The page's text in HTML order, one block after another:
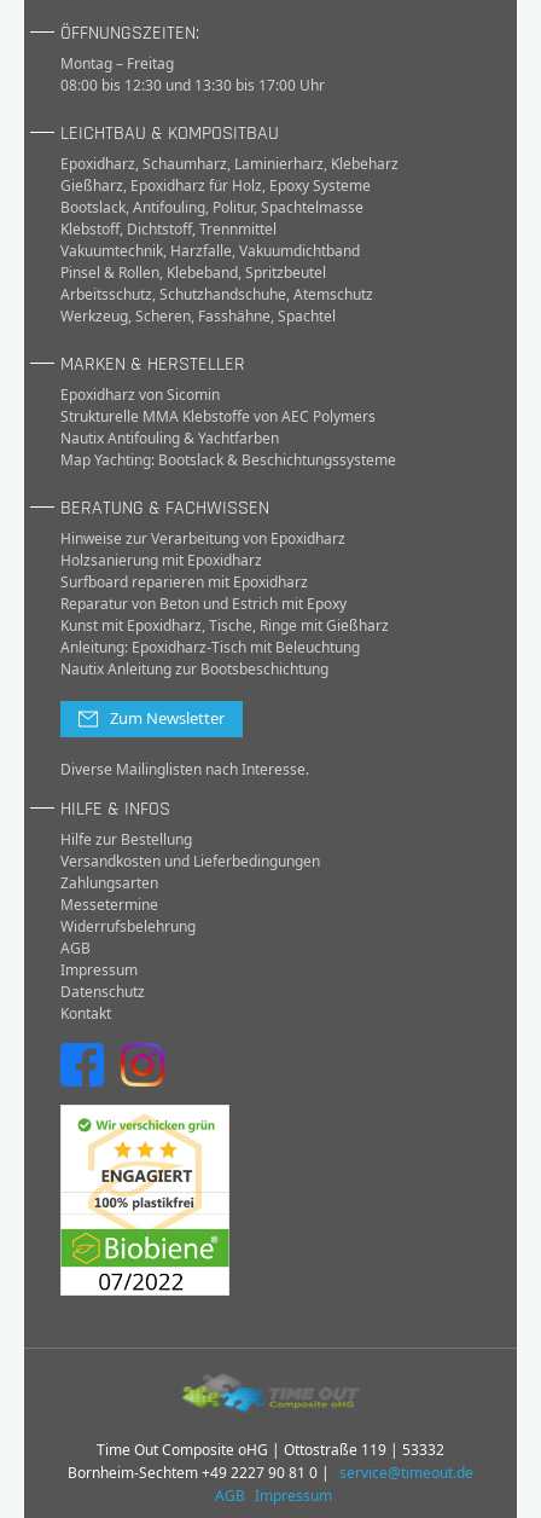
ÖFFNUNGSZEITEN:
Montag – Freitag
08:00 bis 12:30 und 13:30 bis 17:00 Uhr
LEICHTBAU & KOMPOSITBAU
Epoxidharz, Schaumharz, Laminierharz, Klebeharz
Gießharz, Epoxidharz für Holz, Epoxy Systeme
Bootslack, Antifouling, Politur, Spachtelmasse
Klebstoff, Dichtstoff, Trennmittel
Vakuumtechnik, Harzfalle, Vakuumdichtband
Pinsel & Rollen, Klebeband, Spritzbeutel
Arbeitsschutz, Schutzhandschuhe, Atemschutz
Werkzeug, Scheren, Fasshähne, Spachtel
MARKEN & HERSTELLER
Epoxidharz von Sicomin
Strukturelle MMA Klebstoffe von AEC Polymers
Nautix Antifouling & Yachtfarben
Map Yachting: Bootslack & Beschichtungssysteme
BERATUNG & FACHWISSEN
Hinweise zur Verarbeitung von Epoxidharz
Holzsanierung mit Epoxidharz
Surfboard reparieren mit Epoxidharz
Reparatur von Beton und Estrich mit Epoxy
Kunst mit Epoxidharz, Tische, Ringe mit Gießharz
Anleitung: Epoxidharz-Tisch mit Beleuchtung
Nautix Anleitung zur Bootsbeschichtung
Zum Newsletter
Diverse Mailinglisten nach Interesse.
HILFE & INFOS
Hilfe zur Bestellung
Versandkosten und Lieferbedingungen
Zahlungsarten
Messetermine
Widerrufsbelehrung
AGB
Impressum
Datenschutz
Kontakt
Time Out Composite oHG | Ottostraße 119 | 53332
Bornheim-Sechtem+49 2227 90 81 0 |
service@timeout.de
AGB Impressum